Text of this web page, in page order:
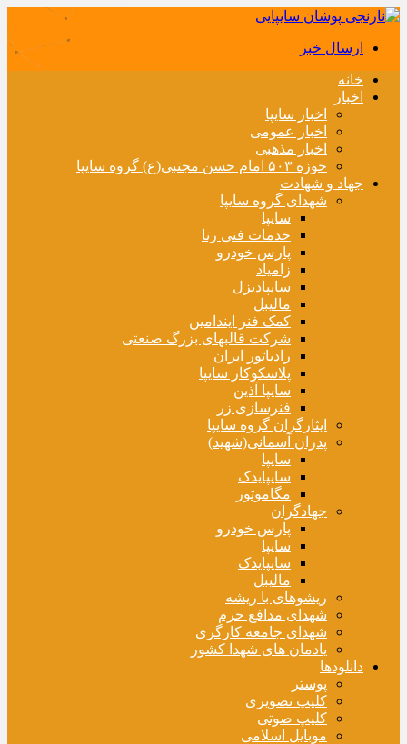
ارسال خبر
خانه
اخبار
اخبار سایپا
اخبار عمومی
اخبار مذهبی
حوزه ۵۰۳ امام حسن مجتبی(ع) گروه سایپا
جهاد و شهادت
شهدای گروه سایپا
سایپا
خدمات فنی رنا
پارس خودرو
زامیاد
سایپادیزل
مالیبل
کمک فنر ایندامین
شرکت قالبهای بزرگ صنعتی
رادیاتور ایران
پلاسکوکار سایپا
سایپا آذین
فنرسازی زر
ایثارگران گروه سایپا
پدران آسمانی(شهید)
سایپا
سایپایدک
مگاموتور
جهادگران
پارس خودرو
سایپا
سایپایدک
مالیبل
ریشوهای با ریشه
شهدای مدافع حرم
شهدای جامعه کارگری
یادمان های شهدا کشور
دانلودها
پوستر
کلیپ تصویری
کلیپ صوتی
موبایل اسلامی